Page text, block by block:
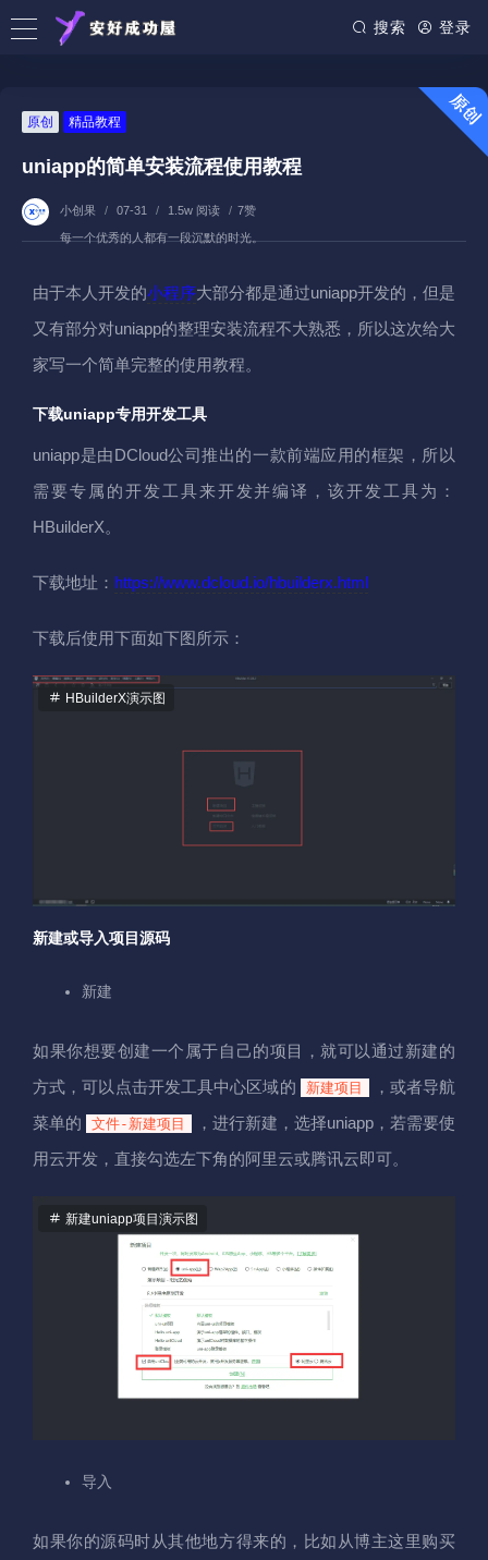
搜索 登录
原创 精品教程
uniapp的简单安装流程使用教程
小创果 / 07-31 / 1.5w 阅读 / 7赞
每一个优秀的人都有一段沉默的时光。
由于本人开发的小程序大部分都是通过uniapp开发的，但是
又有部分对uniapp的整理安装流程不大熟悉，所以这次给大
家写一个简单完整的使用教程。
下载uniapp专用开发工具
uniapp是由DCloud公司推出的一款前端应用的框架，所以
需要专属的开发工具来开发并编译，该开发工具为：
HBuilderX。
下载地址： https://www.dcloud.io/hbuilderx.html
下载后使用下面如下图所示：
HBuilderX演示图
新建或导入项目源码
新建
如果你想要创建一个属于自己的项目，就可以通过新建的
方式，可以点击开发工具中心区域的
新建项目
，或者导航
菜单的
文件-新建项目
，进行新建，选择uniapp，若需要使
用云开发，直接勾选左下角的阿里云或腾讯云即可。
新建uniapp项目演示图
导入
如果你的源码时从其他地方得来的，比如从博主这里购买